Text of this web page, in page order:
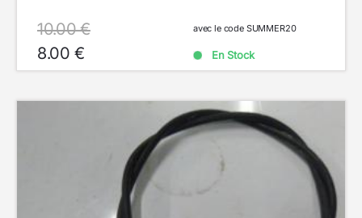
10.00 €
8.00 €
avec le code SUMMER20
En Stock